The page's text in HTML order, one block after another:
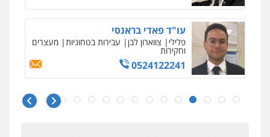
עו"ד פאדי בראנסי
פלילי צווארון לבן עבירות בטחוניות מעצרים
וחקירות
0524122241
עו"ד אלינור טל
עתירות
ניר קידר – צלם